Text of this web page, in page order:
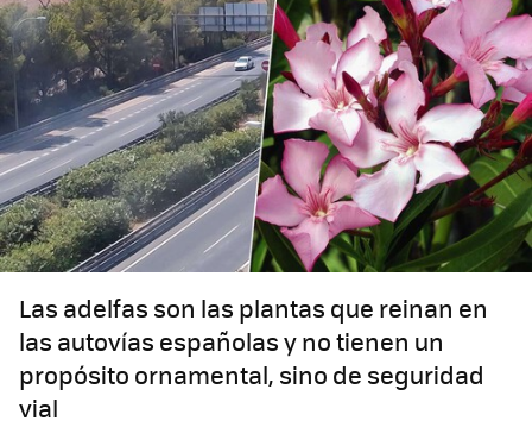
Las adelfas son las plantas que reinan en
las autovías españolas y no tienen un
propósito ornamental, sino de seguridad
vial